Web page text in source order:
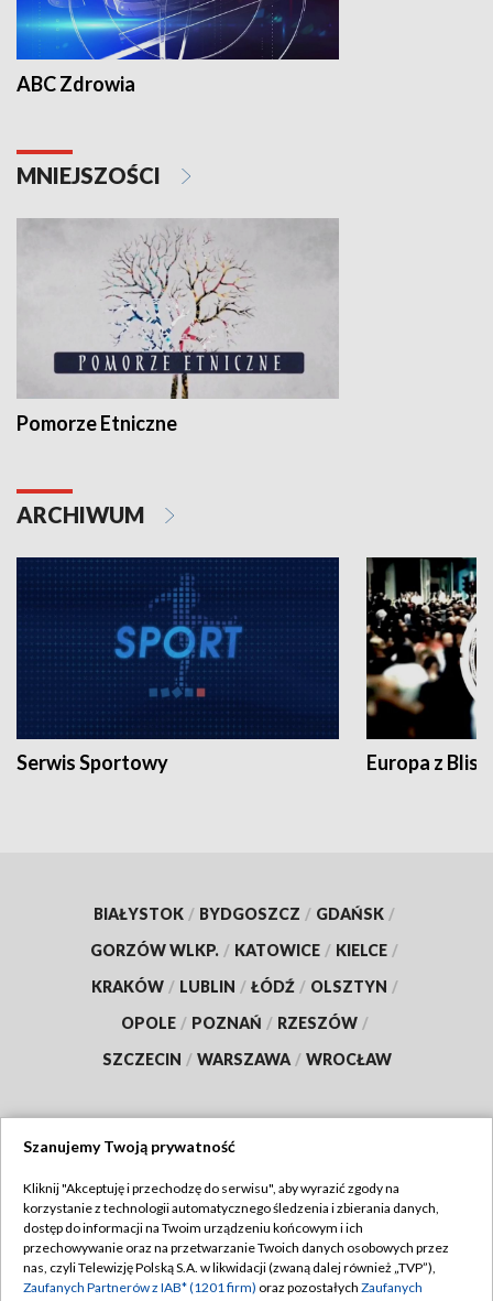
ABC Zdrowia
MNIEJSZOŚCI
Pomorze Etniczne
ARCHIWUM
Serwis Sportowy Europa z
BIAŁYSTOK / BYDGOSZCZ / GDAŃSK /
GORZÓW WLKP. / KATOWICE / KIELCE /
KRAKÓW / LUBLIN / ŁÓDŹ / OLSZTYN /
OPOLE / POZNAŃ / RZESZÓW /
SZCZECIN / WARSZAWA / WROCŁAW
TVP
Abonament TVP
Emisja w TVP
Regulamin TVP
Polityka prywatności
Szanujemy Twoją prywatność
Kliknij "Akceptuję i przechodzę do serwisu", aby wyrazić zgody na
korzystanie z technologii automatycznego śledzenia i zbierania danych,
dostęp do informacji na Twoim urządzeniu końcowym i ich
przechowywanie oraz na przetwarzanie Twoich danych osobowych przez
nas, czyli Telewizję Polską S.A. w likwidacji (zwaną dalej również „TVP”),
Zaufanych Partnerów z IAB* (1201 firm) oraz pozostałych Zaufanych